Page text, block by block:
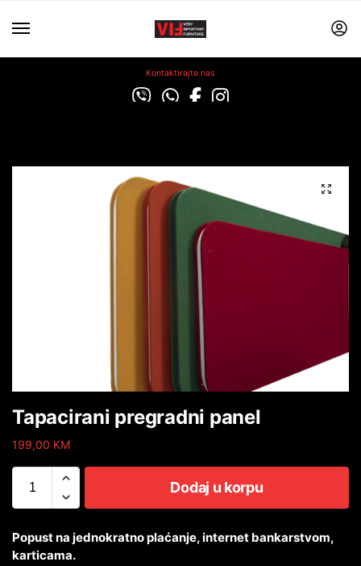
Kontaktirajte nas
Tapacirani pregradni panel
199,00 KM
Dodaj u korpu
Popust na jednokratno plaćanje, internet bankarstvom,
karticama.